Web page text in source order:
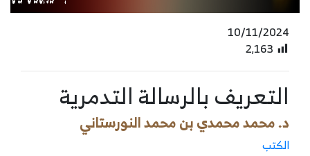
10/11/2024
2٬163
التعريف بالرسالة التدمرية
د. محمد محمدي بن محمد النورستاني
الكتب